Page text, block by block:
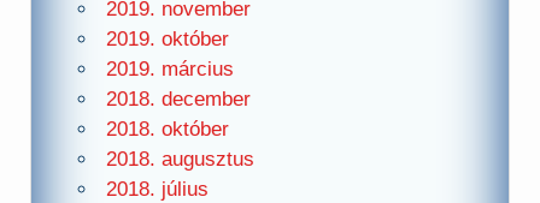
2019. november
2019. október
2019. március
2018. december
2018. október
2018. augusztus
2018. július